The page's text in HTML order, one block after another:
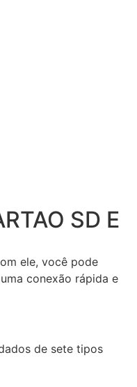
SD E
ele, você pode
conexão rápida e
de sete tipos